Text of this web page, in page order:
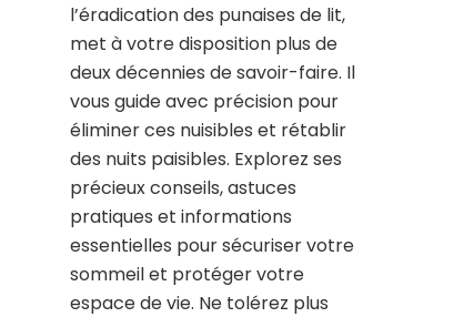
l’éradication des punaises de lit,
met à votre disposition plus de
deux décennies de savoir-faire. Il
vous guide avec précision pour
éliminer ces nuisibles et rétablir
des nuits paisibles. Explorez ses
précieux conseils, astuces
pratiques et informations
essentielles pour sécuriser votre
sommeil et protéger votre
espace de vie. Ne tolérez plus